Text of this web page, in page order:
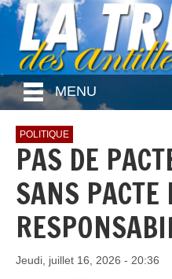
MENU
POLITIQUE
PAS DE
SANS PACTE
Jeudi, juillet 16, 2026 - 20:36